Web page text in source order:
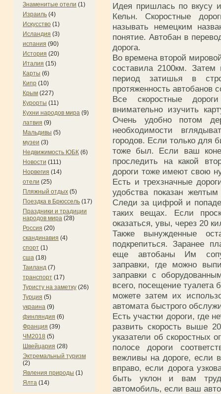
Знаменитые отели (1)
Израиль (4)
Искусство (1)
Исландия (3)
испания (90)
История (20)
Италия (15)
Карты (6)
Кипр (10)
Крым (227)
Курорты (11)
Кухни народов мира (9)
латвия (9)
Мальдивы (5)
музеи (3)
Недвижимость ЮБК (6)
Новости (111)
Норвегия (14)
отели (25)
Пляжный отдых (5)
Поездка в Брюссель (17)
Праздники и традиции
народов мира (28)
Россия (20)
скандинавия (4)
спорт (1)
сша (18)
Таиланд (7)
транспорт (17)
Туристу на заметку (26)
Турция (5)
украина (9)
финляндия (6)
Франция (39)
ЧМ2018 (5)
Швейцария (28)
Эктремальный туризм
(2)
Явления природы (1)
Ялта (14)
Идея пришлась по вкусу
Кельн. Скоростные
называть немецким
понятие. Автобан в
дорога.
Во времена второй
составила 2100км.
период затишья в
протяженность автобанов
Все скоростные
внимательно изучить
Очень удобно потом
необходимости
городов. Если только для
тоже был. Если ваш
проследить на какой
дороги тоже имеют свою
Есть и трехзначные
удобства показан
Следи за цифрой и
таких вещах. Если
оказаться, увы, через 20
Также вынужденные
подкрепиться. Заранее
еще автобаны Им
заправки, где можно
заправки с
всего, посещение туалета
можете затем их
автомата быстрого
Есть участки дороги, где
развить скорость выше
указатели об скоростных
полосе дороги
вежливы на дороге, если
вправо, если дорога
быть уклон и вам
автомобиль, если ваш